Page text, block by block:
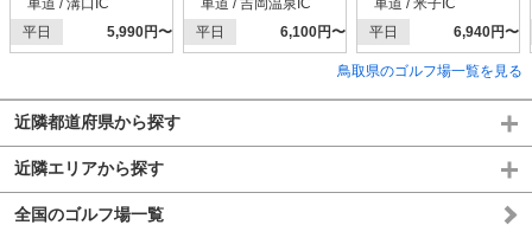
車道 / 溝口IC
平日
5,990円〜
車道 / 吉岡温泉IC
平日
6,100円〜
車道 / 米子IC
平日
6,940円〜
鳥取県のゴルフ場一覧を見る
近隣都道府県から探す
近隣エリアから探す
全国のゴルフ場一覧